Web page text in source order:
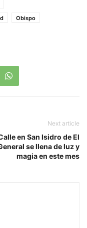
Obispo
Next article
en San Isidro de El
se llena de luz y
magia en este mes